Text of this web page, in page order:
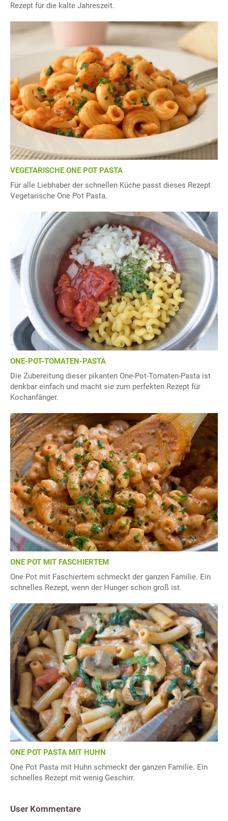
Rezept für die kalte Jahreszeit.
VEGETARISCHE ONE POT PASTA
Für alle Liebhaber der schnellen Küche passt dieses Rezept
Vegetarische One Pot Pasta.
ONE-POT-TOMATEN-PASTA
Die Zubereitung dieser pikanten One-Pot-Tomaten-Pasta ist
denkbar einfach und macht sie zum perfekten Rezept für
Kochanfänger.
ONE POT MIT FASCHIERTEM
One Pot mit Faschiertem schmeckt der ganzen Familie. Ein
schnelles Rezept, wenn der Hunger schon groß ist.
ONE POT PASTA MIT HUHN
One Pot Pasta mit Huhn schmeckt der ganzen Familie. Ein
schnelles Rezept mit wenig Geschirr.
User Kommentare